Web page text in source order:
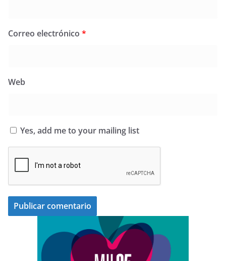
Correo electrónico *
Web
Yes, add me to your mailing list